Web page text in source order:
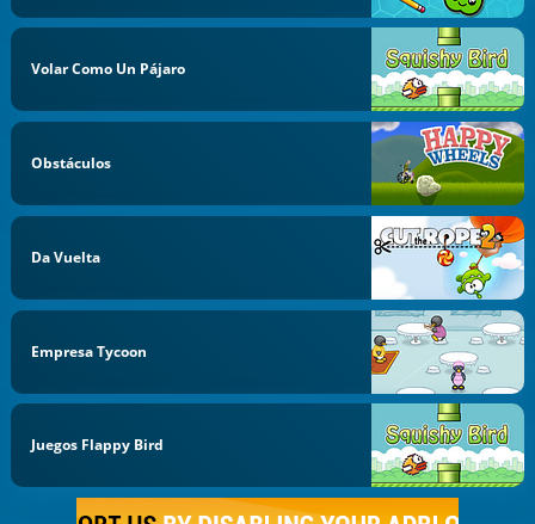
Volar Como Un Pájaro
Obstáculos
Da Vuelta
Empresa Tycoon
Juegos Flappy Bird